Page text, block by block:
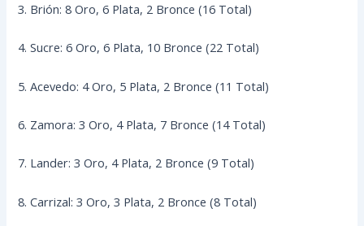
3. Brión: 8 Oro, 6 Plata, 2 Bronce (16 Total)
4. Sucre: 6 Oro, 6 Plata, 10 Bronce (22 Total)
5. Acevedo: 4 Oro, 5 Plata, 2 Bronce (11 Total)
6. Zamora: 3 Oro, 4 Plata, 7 Bronce (14 Total)
7. Lander: 3 Oro, 4 Plata, 2 Bronce (9 Total)
8. Carrizal: 3 Oro, 3 Plata, 2 Bronce (8 Total)